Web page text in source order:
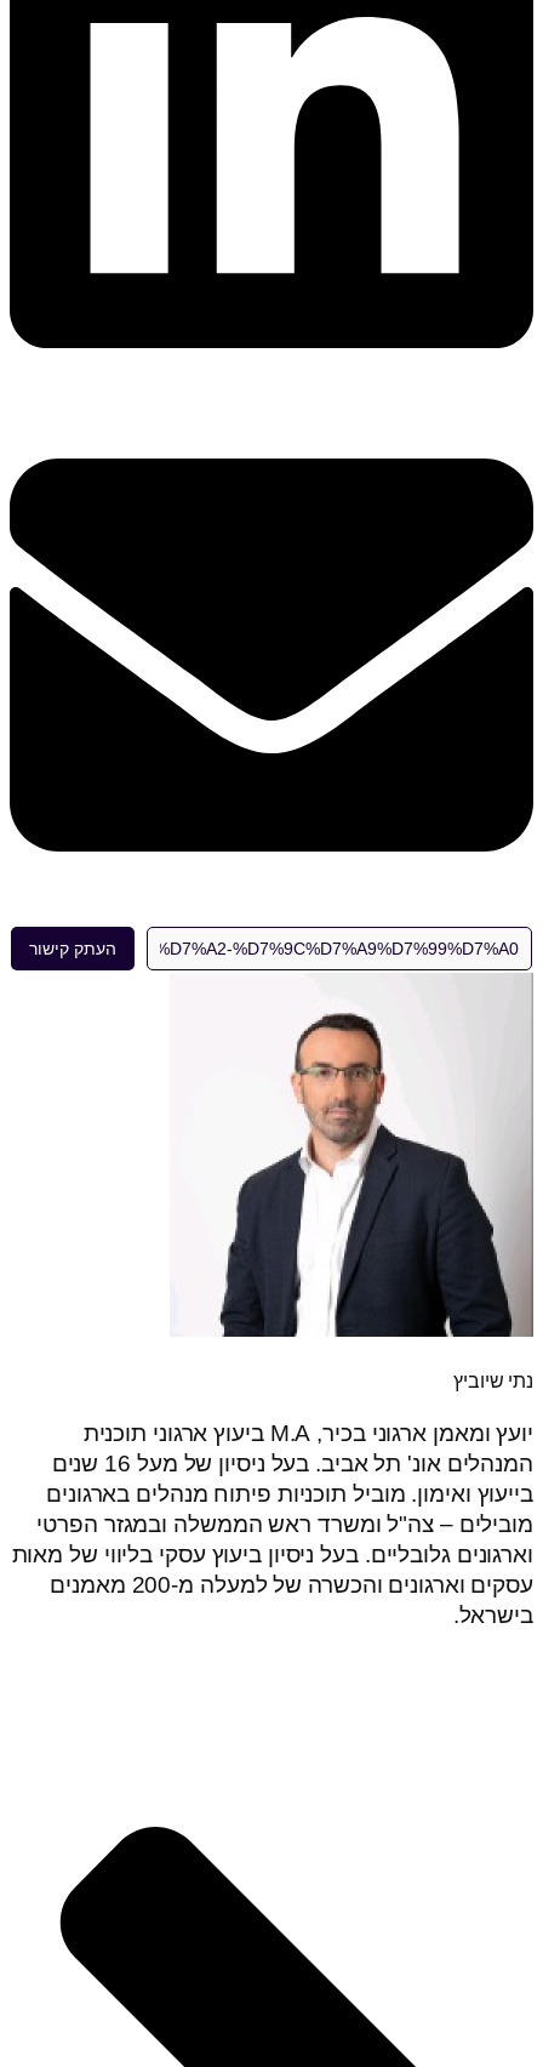
העתק קישור
נתי שיוביץ
יועץ ומאמן ארגוני בכיר, M.A ביעוץ ארגוני תוכנית
המנהלים אונ' תל אביב. בעל ניסיון של מעל 16 שנים
בייעוץ ואימון. מוביל תוכניות פיתוח מנהלים בארגונים
מובילים – צה"ל ומשרד ראש הממשלה ובמגזר הפרטי
וארגונים גלובליים. בעל ניסיון ביעוץ עסקי בליווי של מאות
עסקים וארגונים והכשרה של למעלה מ-200 מאמנים
בישראל.